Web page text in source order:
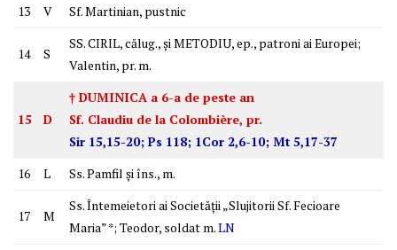
13
V Sf. Martinian, pustnic
14 S
SS. CIRIL, călug., şi METODIU, ep., patroni ai Europei;
Valentin, pr. m.
15 D
† DUMINICA a 6-a de peste an
Sf. Claudiu de la Colombière, pr.
Sir 15,15-20; Ps 118; 1Cor 2,6-10; Mt 5,17-37
16
L Ss. Pamfil şi îns., m.
17 M
Ss. Întemeietori ai Societăţii „Slujitorii Sf. Fecioare
Maria” *; Teodor, soldat m.LN